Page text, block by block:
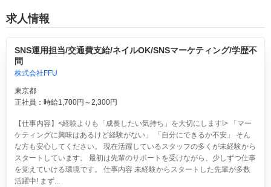
求人情報
SNS運用担当/交通費支給/ネイルOK/SNSマーケティング/学歴不
問
株式会社FFU
東京都
正社員：時給1,700円～2,300円
【仕事内容】<経験よりも「成長したい気持ち」を大切にします!> 「マー
ケティングに興味はあるけど経験がない」 「自分にできるか不安」 そん
な方も安心してください。 現在活躍しているスタッフの多くが未経験から
スタートしています。 最初は先輩のサポートを受けながら、少しずつ仕事
を覚えていける環境です。 仕事内容 未経験からスタートした先輩が多数
活躍中! まず...